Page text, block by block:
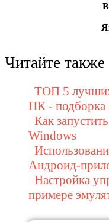
Читайте также
ТОП 5
ПК - подборка
Как
Windows
Андроид-
Настройка
примере